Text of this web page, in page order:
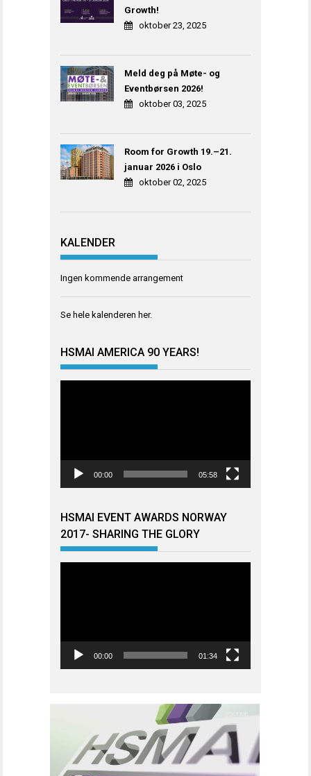
Growth!
oktober 23, 2025
Meld deg på Møte- og
Eventbørsen 2026!
oktober 03, 2025
Room for Growth 19.–21.
januar 2026 i Oslo
oktober 02, 2025
KALENDER
Ingen kommende arrangement
Se hele kalenderen her.
HSMAI AMERICA 90 YEARS!
00:00 05:58
HSMAI EVENT AWARDS NORWAY
2017- SHARING THE GLORY
00:00 01:34